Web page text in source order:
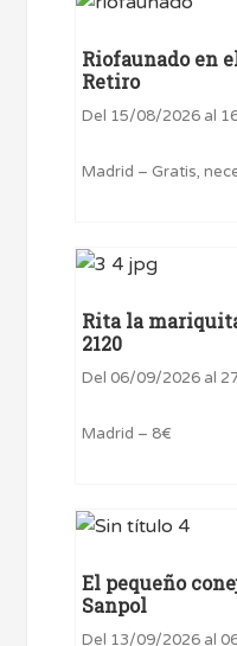
Riofaunado en
Retiro
Del 15/08/2026 al
Madrid – Gratis,
Rita la
2120
Del 06/09/2026 al
Madrid – 8€
El pequeño
Sanpol
Del 13/09/2026 al